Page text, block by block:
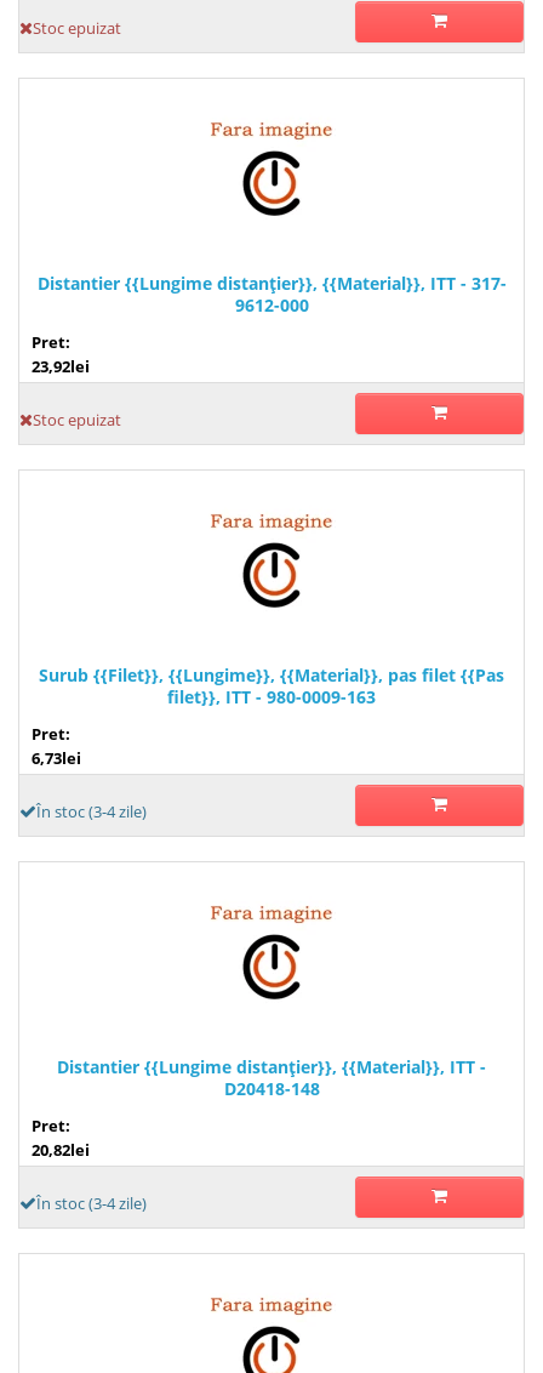
Stoc epuizat
Distantier {{Lungime distanţier}}, {{Material}}, ITT - 317-
9612-000
Pret:
23,92lei
Stoc epuizat
Surub {{Filet}}, {{Lungime}}, {{Material}}, pas filet {{Pas
filet}}, ITT - 980-0009-163
Pret:
6,73lei
În stoc (3-4 zile)
Distantier {{Lungime distanţier}}, {{Material}}, ITT -
D20418-148
Pret:
20,82lei
În stoc (3-4 zile)